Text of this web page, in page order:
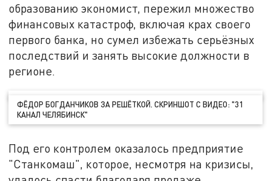
образованию экономист, пережил множество
финансовых катастроф, включая крах своего
первого банка, но сумел избежать серьёзных
последствий и занять высокие должности в
регионе.
ФЁДОР БОГДАНЧИКОВ ЗА РЕШЁТКОЙ. СКРИНШОТ С ВИДЕО: "31
КАНАЛ ЧЕЛЯБИНСК"
Под его контролем оказалось предприятие
"Станкомаш", которое, несмотря на кризисы,